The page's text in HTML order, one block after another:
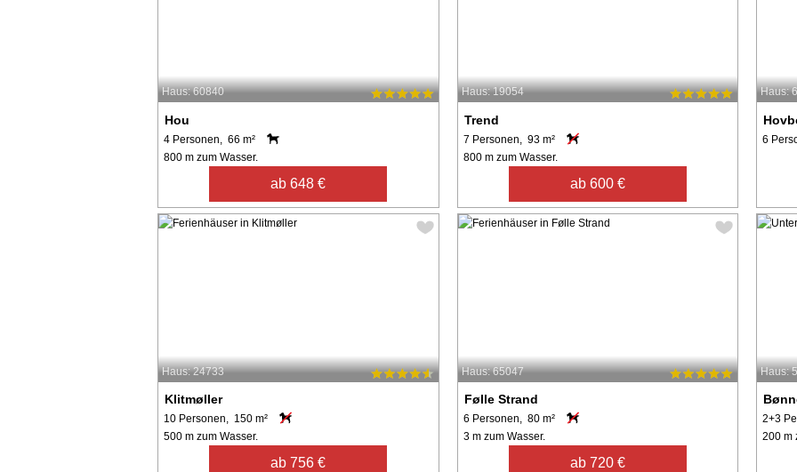
Haus: 60840
Hou
4 Personen, 66 m²
800 m zum Wasser.
ab 648 €
Haus: 19054
Trend
7 Personen, 93 m²
800 m zum Wasser.
ab 600 €
Haus:
6
Haus: 24733
Klitmøller
10 Personen, 150 m²
500 m zum Wasser.
ab 756 €
Haus: 65047
Følle Strand
6 Personen, 80 m²
3 m zum Wasser.
ab 720 €
Haus:
2+3
200 m